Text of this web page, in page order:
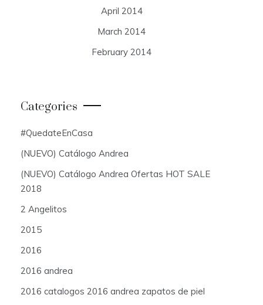
April 2014
March 2014
February 2014
Categories
#QuedateEnCasa
(NUEVO) Catálogo Andrea
(NUEVO) Catálogo Andrea Ofertas HOT SALE
2018
2 Angelitos
2015
2016
2016 andrea
2016 catalogos 2016 andrea zapatos de piel